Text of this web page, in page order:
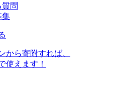
質問
集
から寄附すれば、
使えます！